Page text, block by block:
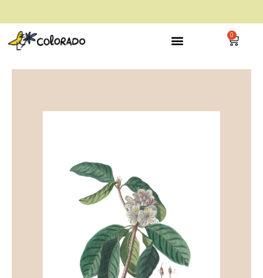
envío gratis a partir de 28€ 0